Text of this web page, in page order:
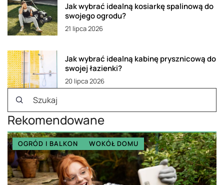
Jak wybrać idealną kosiarkę spalinową do
swojego ogrodu?
21 lipca 2026
Jak wybrać idealną kabinę prysznicową do
swojej łazienki?
20 lipca 2026
Rekomendowane
OGRÓD I BALKON WOKÓŁ DOMU